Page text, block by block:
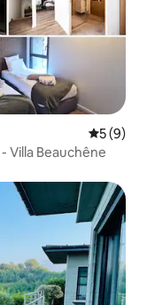
5 de
5 (9)
Villa Beauchêne